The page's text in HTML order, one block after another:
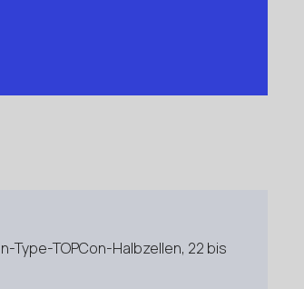
Type-TOPCon-Halbzellen, 22 bis